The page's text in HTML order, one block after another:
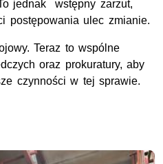
jednak wstępny zarzut,
postępowania ulec zmianie.
Teraz to wspólne
oraz prokuratury, aby
czynności w tej sprawie.